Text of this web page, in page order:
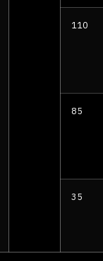
110
85
35